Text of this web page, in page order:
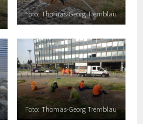
Foto: Thomas-Georg Tremblau
Foto: Thomas-Georg Tremblau